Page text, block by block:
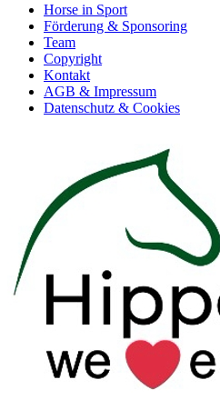
Horse in Sport
Förderung & Sponsoring
Team
Copyright
Kontakt
AGB & Impressum
Datenschutz & Cookies